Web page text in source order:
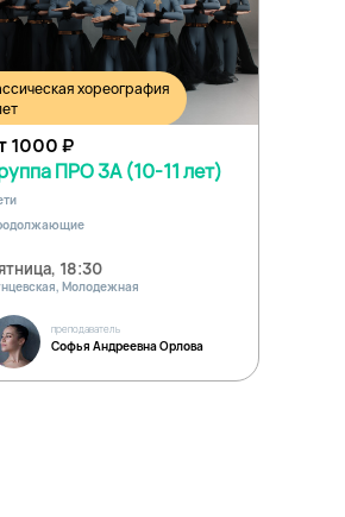
хореография
1000₽
ПРО 3А (10-11 лет)
18:30
Молодежная
преподаватель
Софья Андреевна Орлова